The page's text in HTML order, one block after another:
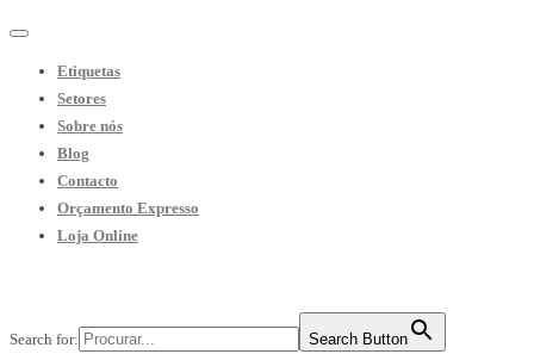
Etiquetas
Setores
Sobre nós
Blog
Contacto
Orçamento Expresso
Loja Online
Search for: Search Button